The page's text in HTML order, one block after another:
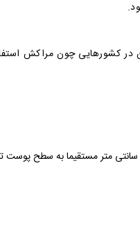
در کشورهایی چون مراکش
قبل از استفاده قوطی را بخوبی تکان دهید و بدون دخالت دست